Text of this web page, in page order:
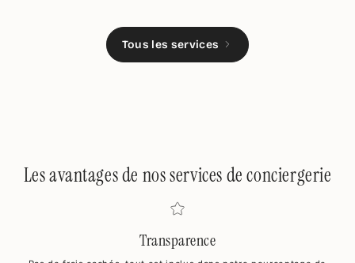
Tous les services
Les avantages de nos services de conciergerie
Transparence